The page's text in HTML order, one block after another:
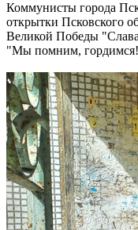
Коммунисты города
открытки Псковского
Великой Победы
"Мы помним,